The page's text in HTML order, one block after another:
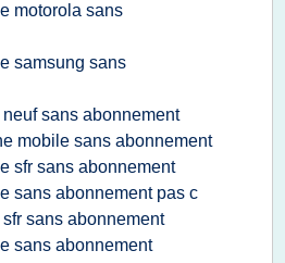
motorola sans
samsung sans
sans abonnement
mobile sans abonnement
sfr sans abonnement
sans abonnement pas c
sans abonnement
sans abonnement